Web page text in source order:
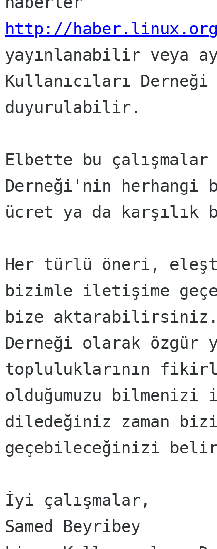
http://
yayınlanabilir veya
Kullanıcıları
duyurulabilir.
Elbette bu
Derneği'nin herhangi
ücret ya da karşılık
Her türlü öneri,
bizimle iletişime
bize aktarabilirsiniz.
Derneği olarak özgür
topluluklarının
olduğumuzu
diledeğiniz zaman
geçebileceğinizi
İyi çalışmalar,
Samed Beyribey